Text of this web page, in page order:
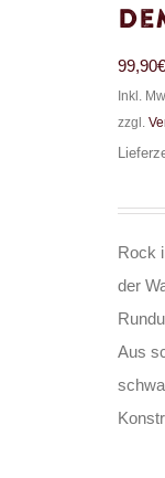
99,90€
Inkl.
zzgl.
Rock
der
Aus